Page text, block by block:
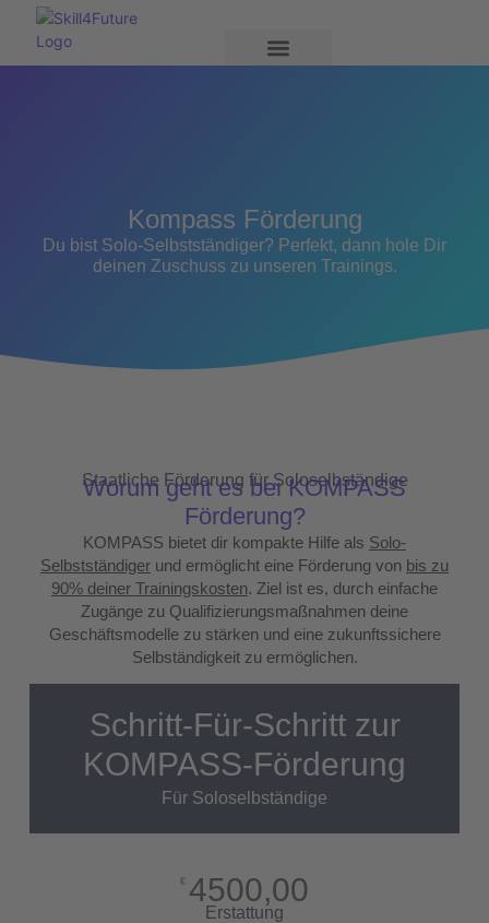
Kompass Förderung
Du bist Solo-Selbstständiger? Perfekt, dann hole Dir
deinen Zuschuss zu unseren Trainings.
Staatliche Förderung für Soloselbständige
Worum geht es bei KOMPASS
Förderung?
KOMPASS bietet dir kompakte Hilfe als Solo-
Selbstständiger und ermöglicht eine Förderung von bis zu
90% deiner Trainingskosten. Ziel ist es, durch einfache
Zugänge zu Qualifizierungsmaßnahmen deine
Geschäftsmodelle zu stärken und eine zukunftssichere
Selbständigkeit zu ermöglichen.
Schritt-Für-Schritt zur
KOMPASS-Förderung
Für Soloselbständige
€ 4500,00
Erstattung